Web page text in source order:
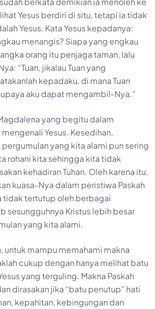
Yesus berdiri di situ, tetapi ia tidak
Yesus. Kata Yesus kepadanya:
menangis? Siapa yang engkau
orang itu penjaga taman, lalu
“Tuan, jikalau Tuan yang
kepadaku, di mana Tuan
aku dapat mengambil-Nya.”
yang begitu dalam
Yesus. Kesedihan,
yang kita alami pun sering
rohani kita sehingga kita tidak
kehadiran Tuhan. Oleh karena itu,
kuasa-Nya dalam peristiwa Paskah
tidak tertutup oleh berbagai
sesungguhnya Kristus lebih besar
yang kita alami.
untuk mampu memahami makna
cukup dengan hanya melihat batu
yang terguling. Makna Paskah
dirasakan jika “batu penutup” hati
kepahitan, kebingungan dan